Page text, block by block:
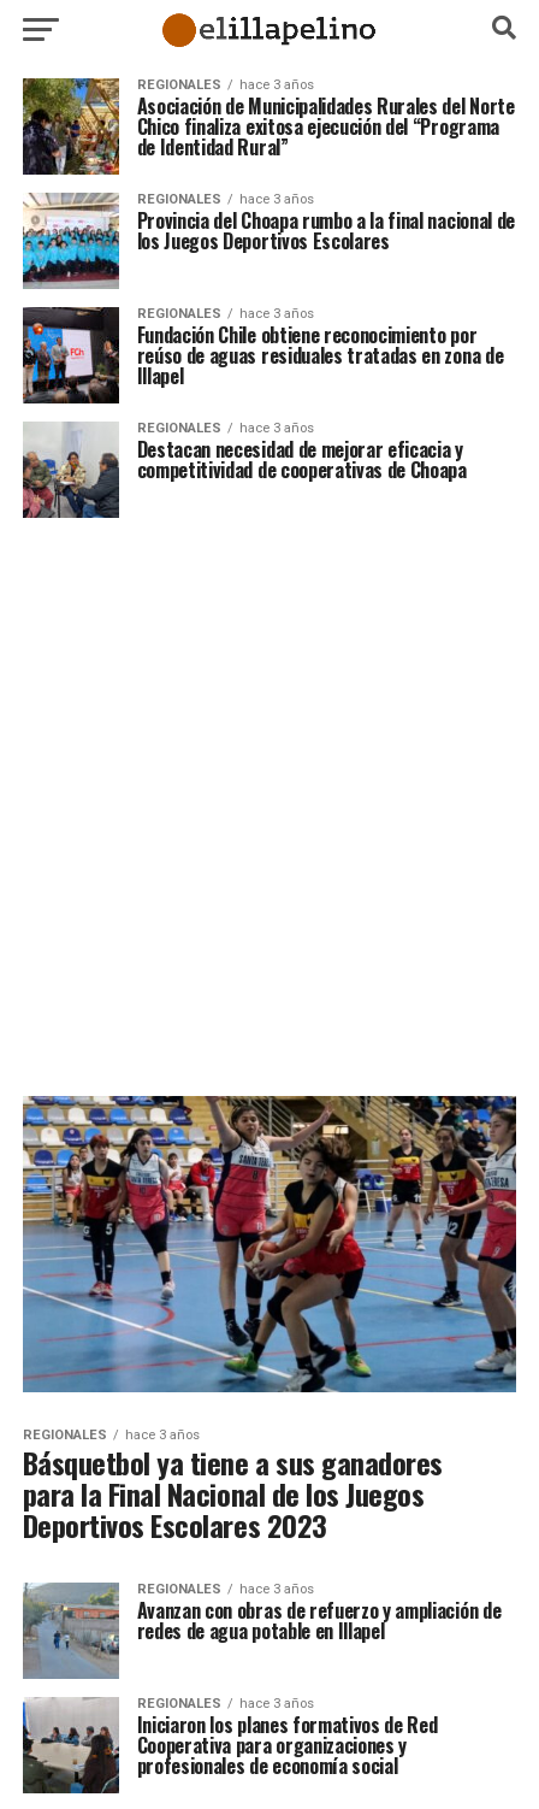
REGIONALES hace 3 años
Asociación de Municipalidades Rurales del Norte
Chico finaliza exitosa ejecución del “Programa
de Identidad Rural”
REGIONALES hace 3 años
Provincia del Choapa rumbo a la final nacional de
los Juegos Deportivos Escolares
REGIONALES hace 3 años
Fundación Chile obtiene reconocimiento por
reúso de aguas residuales tratadas en zona de
Illapel
REGIONALES hace 3 años
Destacan necesidad de mejorar eficacia y
competitividad de cooperativas de Choapa
REGIONALES hace 3 años
Básquetbol ya tiene a sus ganadores
para la Final Nacional de los Juegos
Deportivos Escolares 2023
REGIONALES hace 3 años
Avanzan con obras de refuerzo y ampliación de
redes de agua potable en Illapel
REGIONALES hace 3 años
Iniciaron los planes formativos de Red
Cooperativa para organizaciones y
profesionales de economía social